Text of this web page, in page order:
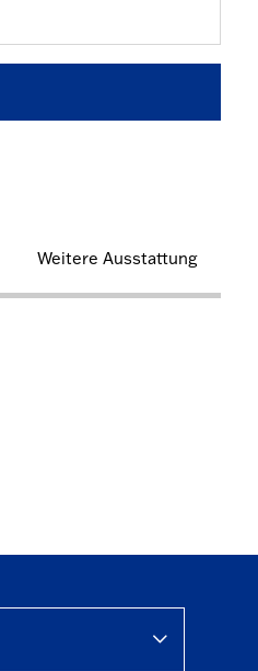
Weitere Ausstattung